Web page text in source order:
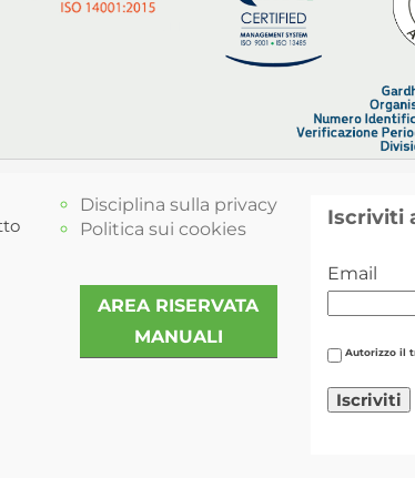
Disciplina sulla privacy
Politica sui cookies
AREA RISERVATA
MANUALI
Iscriviti
Email
Autorizzo il